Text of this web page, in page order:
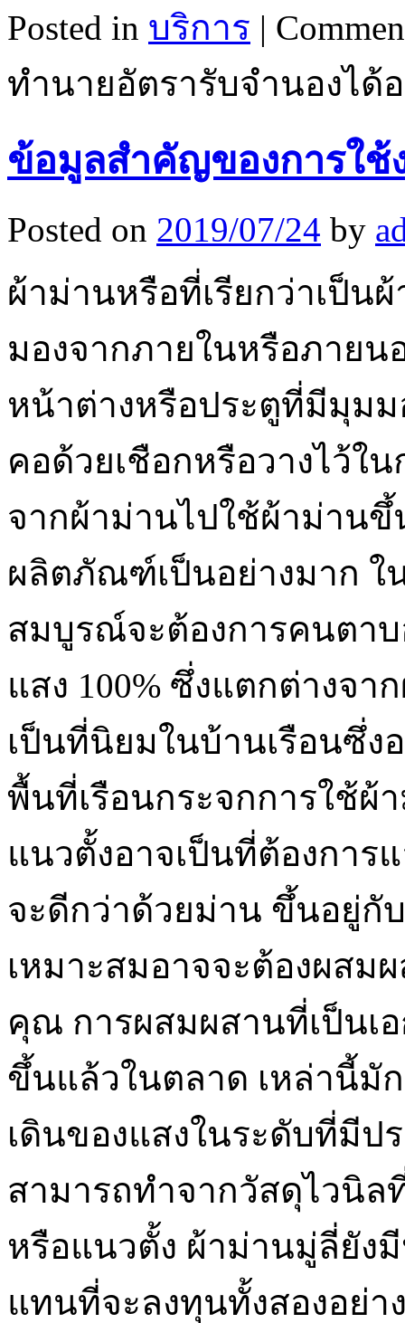
Posted in บริการ |
ทำนายอัตรารับจำนองได้
ข้อมูลสำคัญของการใ
Posted on 2019/07/24 by
ผ้าม่านหรือที่เรียกว่าเป็
มองจากภายในหรือภายน
หน้าต่างหรือประตูที่มีมุม
คอด้วยเชือกหรือวางไว้ใ
จากผ้าม่านไปใช้ผ้าม่าน
ผลิตภัณฑ์เป็นอย่างมาก ใ
สมบูรณ์จะต้องการคนตา
แสง 100% ซึ่งแตกต่างจ
เป็นที่นิยมในบ้านเรือนซึ่ง
พื้นที่เรือนกระจกการใช้ผ้
แนวตั้งอาจเป็นที่ต้องกา
จะดีกว่าด้วยม่าน ขึ้นอยู่กั
เหมาะสมอาจจะต้องผสม
คุณ การผสมผสานที่เป็นเ
ขึ้นแล้วในตลาด เหล่านี้มั
เดินของแสงในระดับที่มีป
สามารถทำจากวัสดุไวนิ
หรือแนวตั้ง ผ้าม่านมู่ลี่ยัง
แทนที่จะลงทุนทั้งสองอย่า